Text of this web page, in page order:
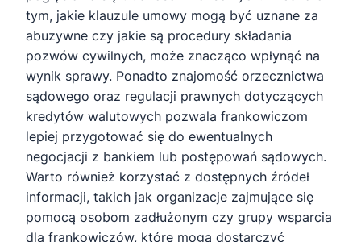
tym, jakie klauzule umowy mogą być uznane za
abuzywne czy jakie są procedury składania
pozwów cywilnych, może znacząco wpłynąć na
wynik sprawy. Ponadto znajomość orzecznictwa
sądowego oraz regulacji prawnych dotyczących
kredytów walutowych pozwala frankowiczom
lepiej przygotować się do ewentualnych
negocjacji z bankiem lub postępowań sądowych.
Warto również korzystać z dostępnych źródeł
informacji, takich jak organizacje zajmujące się
pomocą osobom zadłużonym czy grupy wsparcia
dla frankowiczów, które mogą dostarczyć